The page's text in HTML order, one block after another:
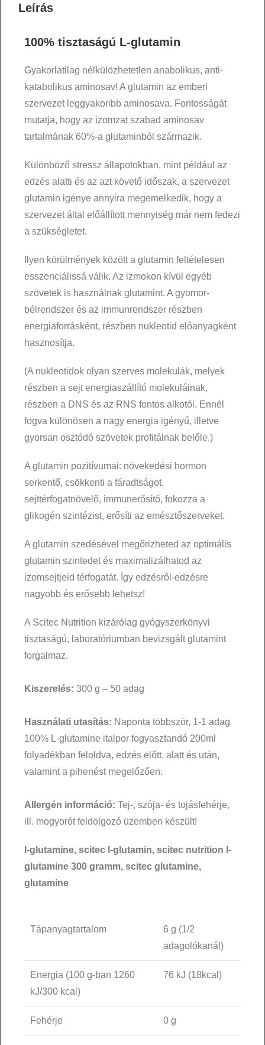
Leírás
100% tisztaságú L-glutamin
Gyakorlatilag nélkülözhetetlen anabolikus, anti-
katabolikus aminosav! A glutamin az emberi
szervezet leggyakoribb aminosava. Fontosságát
mutatja, hogy az izomzat szabad aminosav
tartalmának 60%-a glutaminból származik.
Különböző stressz állapotokban, mint például az
edzés alatti és az azt követő időszak, a szervezet
glutamin igénye annyira megemelkedik, hogy a
szervezet által előállított mennyiség már nem fedezi
a szükségletet.
Ilyen körülmények között a glutamin feltételesen
esszenciálissá válik. Az izmokon kívül egyéb
szövetek is használnak glutamint. A gyomor-
bélrendszer és az immunrendszer részben
energiaforrásként, részben nukleotid előanyagként
hasznosítja.
(A nukleotidok olyan szerves molekulák, melyek
részben a sejt energiaszállító molekuláinak,
részben a DNS és az RNS fontos alkotói. Ennél
fogva különösen a nagy energia igényű, illetve
gyorsan osztódó szövetek profitálnak belőle.)
A glutamin pozitívumai: növekedési hormon
serkentő, csökkenti a fáradtságot,
sejttérfogatnövelő, immunerősítő, fokozza a
glikogén szintézist, erősíti az emésztőszerveket.
A glutamin szedésével megőrizheted az optimális
glutamin szintedet és maximalizálhatod az
izomsejtjeid térfogatát. Így edzésről-edzésre
nagyobb és erősebb lehetsz!
A Scitec Nutrition kizárólag gyógyszerkönyvi
tisztaságú, laboratóriumban bevizsgált glutamint
forgalmaz.
Kiszerelés: 300 g – 50 adag
Használati utasítás: Naponta többször, 1-1 adag
100% L-glutamine italpor fogyasztandó 200ml
folyadékban feloldva, edzés előtt, alatt és után,
valamint a pihenést megelőzően.
Allergén információ: Tej-, szója- és tojásfehérje,
ill. mogyorót feldolgozó üzemben készült!
l-glutamine, scitec l-glutamin, scitec nutrition l-
glutamine 300 gramm, scitec glutamine,
glutamine
Tápanyagtartalom
6 g (1/2
adagolókanál)
Energia (100 g-ban 1260
kJ/300 kcal)
76 kJ (18kcal)
Fehérje 0 g